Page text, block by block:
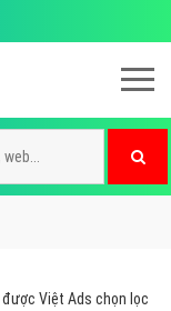
được Việt Ads chọn lọc